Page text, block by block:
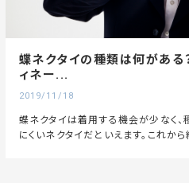
蝶ネクタイの種類は何がある
ィネー...
2019/11/18
蝶ネクタイは着用する機会が少なく
にくいネクタイだといえます。これか